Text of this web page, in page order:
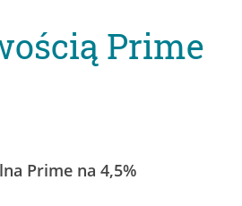
Prime
Prime na 4,5%